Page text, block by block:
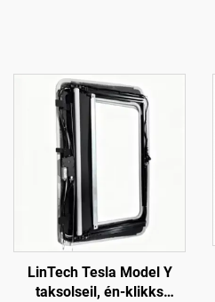
LinTech Tesla Model Y
taksolseil, én-klikks